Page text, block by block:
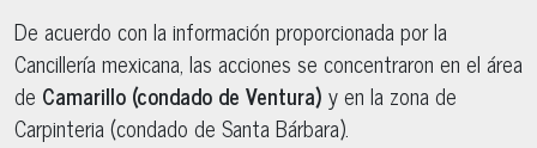
De acuerdo con la información proporcionada por la
Cancillería mexicana, las acciones se concentraron en el área
de Camarillo (condado de Ventura) y en la zona de
Carpinteria (condado de Santa Bárbara).